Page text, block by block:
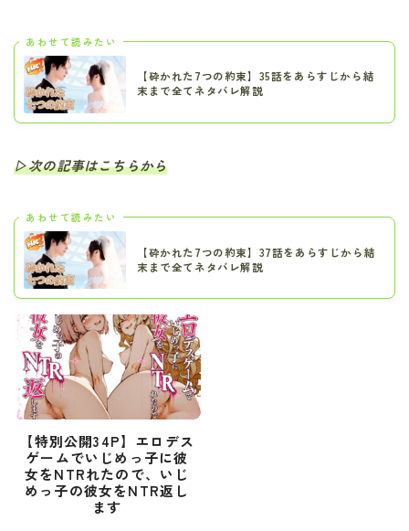
あわせて読みたい
【砕かれた7つの約束】35話をあらすじから結
末まで全てネタバレ解説
▷次の記事はこちらから
あわせて読みたい
【砕かれた7つの約束】37話をあらすじから結
末まで全てネタバレ解説
【特別公開34P】エロデス
ゲームでいじめっ子に彼
女をNTRれたので、いじ
めっ子の彼女をNTR返し
ます